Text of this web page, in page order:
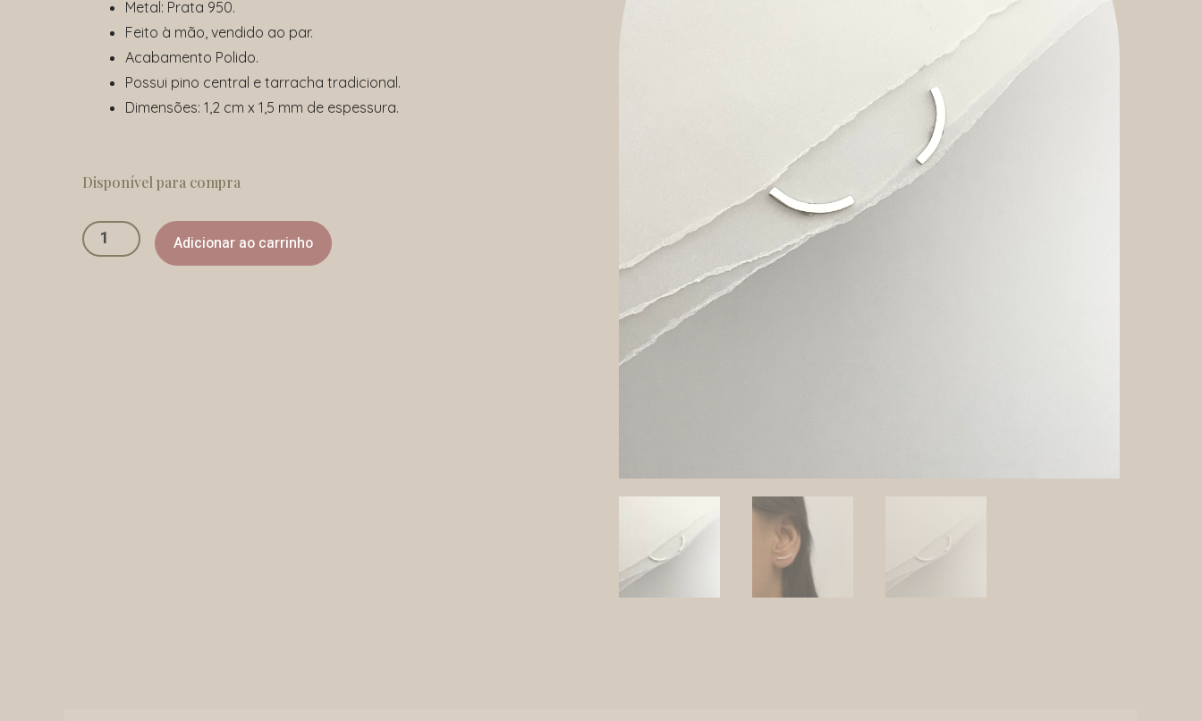
Metal: Prata 950.
Feito à mão, vendido ao par.
Acabamento Polido.
Possui pino central e tarracha tradicional.
Dimensões: 1,2 cm x 1,5 mm de espessura.
Disponível para compra
Curve
quantidade
Adicionar ao carrinho